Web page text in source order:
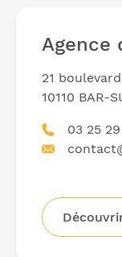
Agence
21
10110 BAR-
03 25